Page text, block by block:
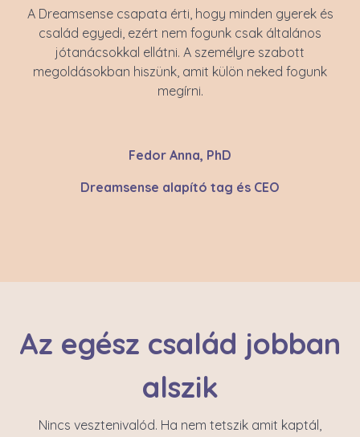
A Dreamsense csapata érti, hogy minden gyerek és
család egyedi, ezért nem fogunk csak általános
jótanácsokkal ellátni. A személyre szabott
megoldásokban hiszünk, amit külön neked fogunk
megírni.
Fedor Anna, PhD
Dreamsense alapító tag és CEO
Az egész család jobban
alszik
Nincs vesztenivalód. Ha nem tetszik amit kaptál,